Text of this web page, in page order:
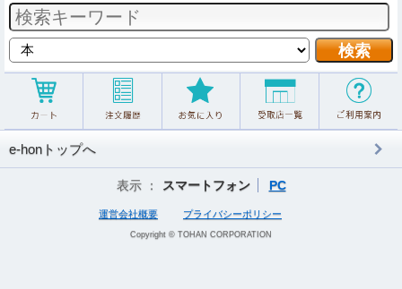
e-honトップへ
表示 ： スマートフォン PC
運営会社概要 プライバシーポリシー
Copyright © TOHAN CORPORATION